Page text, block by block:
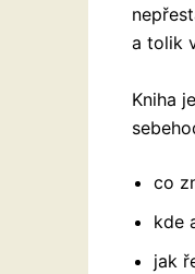
a tolik
Kniha
co
kde
jak